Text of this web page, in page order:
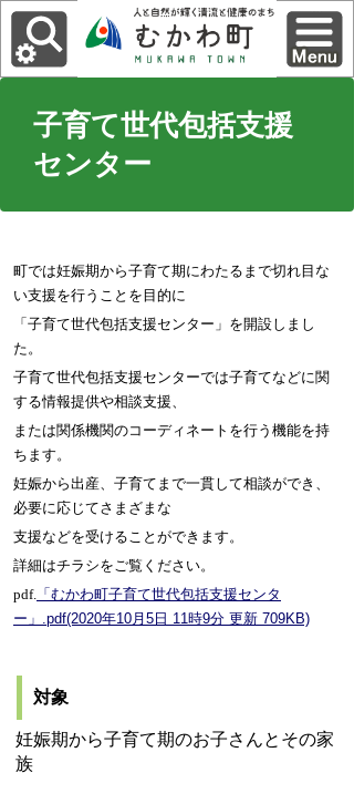
子育て世代包括支援
センター
町では妊娠期から子育て期にわたるまで切れ目な
い支援を行うことを目的に
「子育て世代包括支援センター」を開設しまし
た。
子育て世代包括支援センターでは子育てなどに関
する情報提供や相談支援、
または関係機関のコーディネートを行う機能を持
ちます。
妊娠から出産、子育てまで一貫して相談ができ、
必要に応じてさまざまな
支援などを受けることができます。
詳細はチラシをご覧ください。
pdf. 「むかわ町子育て世代包括支援センタ
ー」.pdf(2020年10月5日 11時9分 更新 709KB)
対象
妊娠期から子育て期のお子さんとその家
族